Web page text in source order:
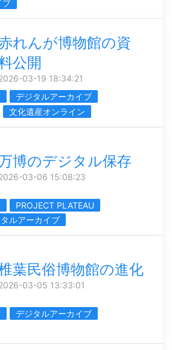
ブ
れんが博物館の資
公開
03-19 18:34:21
デジタルアーカイブ
文化遺産オンライン
博のデジタル保存
03-06 15:08:23
PROJECT PLATEAU
ルアーカイブ
葉民俗博物館の進化
03-05 13:33:01
デジタルアーカイブ